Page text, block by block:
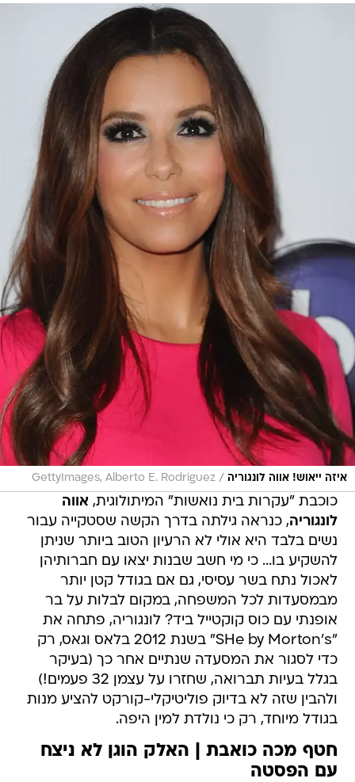
איזה ייאוש! אווה לונגוריה /
GettyImages, Alberto E. Rodriguez
כוכבת "עקרות בית נואשות" המיתולוגית, אווה
לונגוריה, כנראה גילתה בדרך הקשה שסטקייה עבור
נשים בלבד היא אולי לא הרעיון הטוב ביותר שניתן
להשקיע בו... כי מי חשב שבנות יצאו עם חברותיהן
לאכול נתח בשר עסיסי, גם אם בגודל קטן יותר
מבמסעדות לכל המשפחה, במקום לבלות על בר
אופנתי עם כוס קוקטייל ביד? לונגוריה, פתחה את
"SHe by Morton's" בשנת 2012 בלאס וגאס, רק
כדי לסגור את המסעדה שנתיים אחר כך (בעיקר
בגלל בעיות תברואה, שחזרו על עצמן 32 פעמים!)
ולהבין שזה לא בדיוק פוליטיקלי-קורקט להציע מנות
בגודל מיוחד, רק כי נולדת למין היפה.
חטף מכה כואבת | האלק הוגן לא ניצח
עם הפסטה